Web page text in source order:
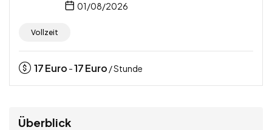
01/08/2026
Vollzeit
17Euro -17Euro / Stunde
Überblick